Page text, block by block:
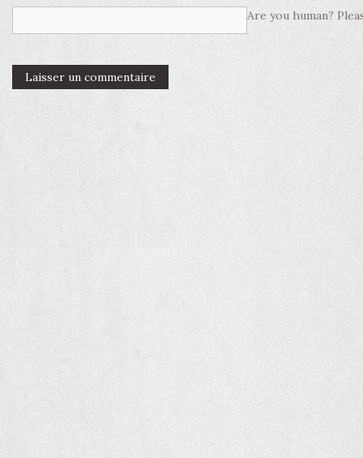
Are you human?